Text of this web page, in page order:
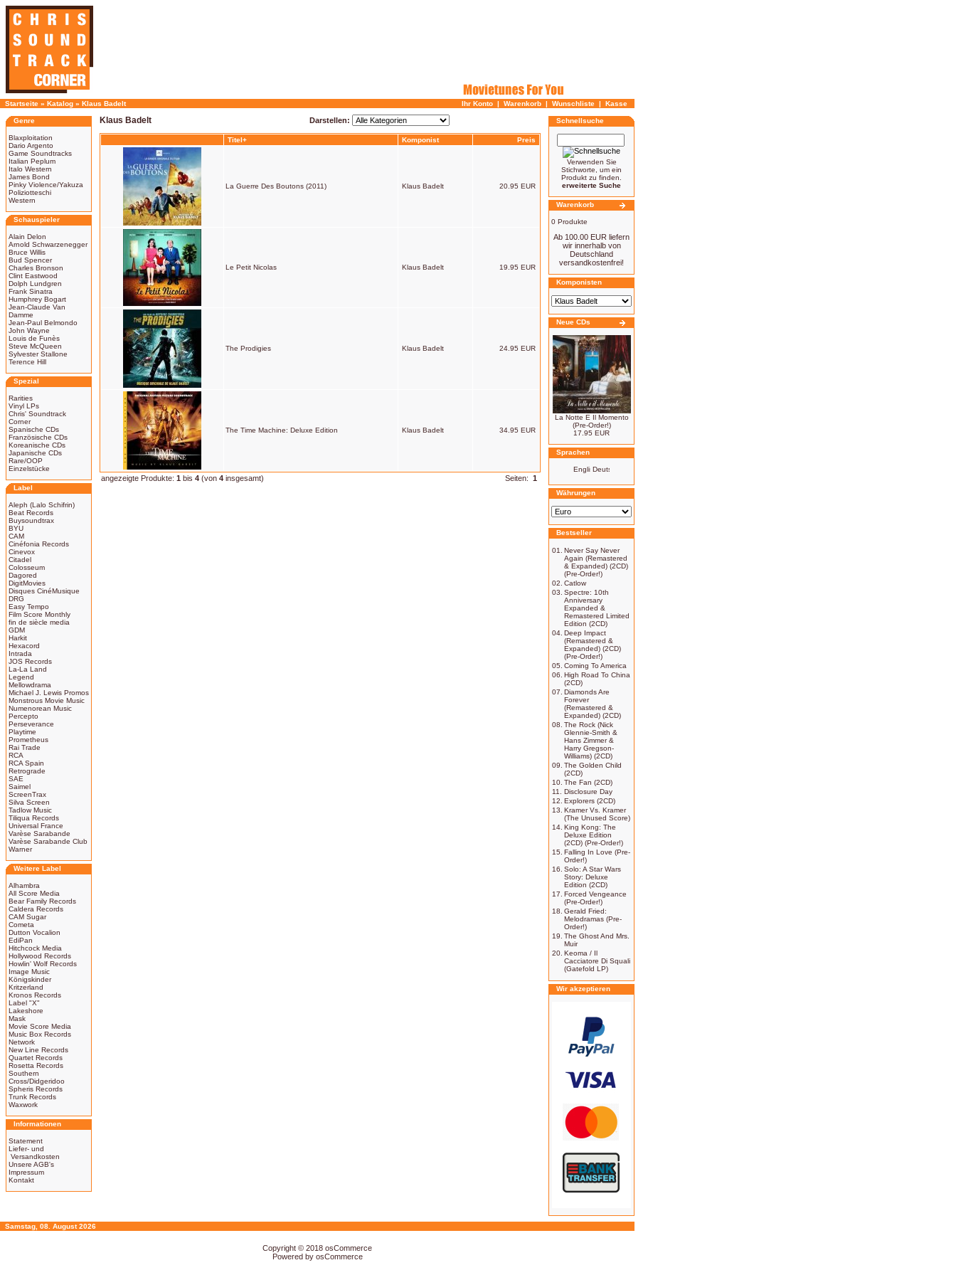
Startseite » Katalog » Klaus Badelt Ihr Konto | Warenkorb | Wunschliste | Kasse
Genre
Blaxploitation
Dario Argento
Game Soundtracks
Italian Peplum
Italo Western
James Bond
Pinky Violence/Yakuza
Poliziotteschi
Western
Schauspieler
Alain Delon
Arnold Schwarzenegger
Bruce Willis
Bud Spencer
Charles Bronson
Clint Eastwood
Dolph Lundgren
Frank Sinatra
Humphrey Bogart
Jean-Claude Van
Damme
Jean-Paul Belmondo
John Wayne
Louis de Funès
Steve McQueen
Sylvester Stallone
Terence Hill
Spezial
Rarities
Vinyl LPs
Chris' Soundtrack
Corner
Spanische CDs
Französische CDs
Koreanische CDs
Japanische CDs
Rare/OOP
Einzelstücke
Label
Aleph (Lalo Schifrin)
Beat Records
Buysoundtrax
BYU
CAM
Cinéfonia Records
Cinevox
Citadel
Colosseum
Dagored
DigitMovies
Disques CinéMusique
DRG
Easy Tempo
Film Score Monthly
fin de siècle media
GDM
Harkit
Hexacord
Intrada
JOS Records
La-La Land
Legend
Mellowdrama
Michael J. Lewis Promos
Monstrous Movie Music
Numenorean Music
Percepto
Perseverance
Playtime
Prometheus
Rai Trade
RCA
RCA Spain
Retrograde
SAE
Saimel
ScreenTrax
Silva Screen
Tadlow Music
Tiliqua Records
Universal France
Varèse Sarabande
Varèse Sarabande Club
Warner
Weitere Label
Alhambra
All Score Media
Bear Family Records
Caldera Records
CAM Sugar
Cometa
Dutton Vocalion
EdiPan
Hitchcock Media
Hollywood Records
Howlin' Wolf Records
Image Music
Königskinder
Kritzerland
Kronos Records
Label "X"
Lakeshore
Mask
Movie Score Media
Music Box Records
Network
New Line Records
Quartet Records
Rosetta Records
Southern
Cross/Didgeridoo
Spheris Records
Trunk Records
Waxwork
Informationen
Statement
Liefer- und
Versandkosten
Unsere AGB's
Impressum
Kontakt
Klaus Badelt Darstellen:
Titel+ Komponist Preis
La Guerre Des Boutons (2011) Klaus Badelt 20.95 EUR
Le Petit Nicolas Klaus Badelt 19.95 EUR
The Prodigies Klaus Badelt 24.95 EUR
The Time Machine: Deluxe Edition Klaus Badelt 34.95 EUR
angezeigte Produkte: 1 bis 4 (von 4 insgesamt) Seiten: 1
Schnellsuche
Verwenden Sie
Stichworte, um ein
Produkt zu finden.
erweiterte Suche
Warenkorb
0 Produkte
Ab 100.00 EUR liefern
wir innerhalb von
Deutschland
versandkostenfrei!
Komponisten
Neue CDs
La Notte E Il Momento
(Pre-Order!)
17.95 EUR
Sprachen
Währungen
Bestseller
01.
Never Say Never
Again (Remastered
& Expanded) (2CD)
(Pre-Order!)
02. Catlow
03. Spectre: 10th
Anniversary
Expanded &
Remastered Limited
Edition (2CD)
04. Deep Impact
(Remastered &
Expanded) (2CD)
(Pre-Order!)
05. Coming To America
06. High Road To China
(2CD)
07. Diamonds Are
Forever
(Remastered &
Expanded) (2CD)
08. The Rock (Nick
Glennie-Smith &
Hans Zimmer &
Harry Gregson-
Williams) (2CD)
09. The Golden Child
(2CD)
10. The Fan (2CD)
11.
Disclosure Day
12. Explorers (2CD)
13. Kramer Vs. Kramer
(The Unused Score)
14. King Kong: The
Deluxe Edition
(2CD) (Pre-Order!)
15. Falling In Love (Pre-
Order!)
16. Solo: A Star Wars
Story: Deluxe
Edition (2CD)
17. Forced Vengeance
(Pre-Order!)
18. Gerald Fried:
Melodramas (Pre-
Order!)
19. The Ghost And Mrs.
Muir
20. Keoma / Il
Cacciatore Di Squali
(Gatefold LP)
Wir akzeptieren
Samstag, 08. August 2026
Copyright © 2018 osCommerce
Powered by osCommerce